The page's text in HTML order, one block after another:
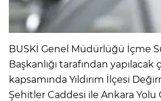
BUSKİ Genel Müdürlüğü İçme
Başkanlığı tarafından yapılacak
kapsamında Yıldırım İlçesi
Şehitler Caddesi ile Ankara Yolu